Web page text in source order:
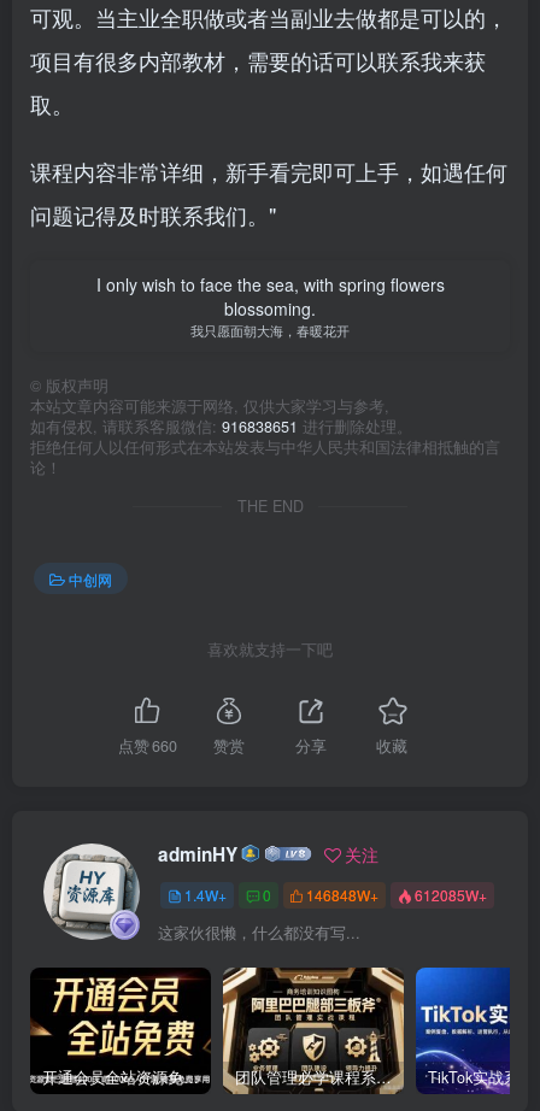
可观。当主业全职做或者当副业去做都是可以的，
项目有很多内部教材，需要的话可以联系我来获
取。
课程内容非常详细，新手看完即可上手，如遇任何
问题记得及时联系我们。"
I only wish to face the sea, with spring flowers
blossoming.
我只愿面朝大海，春暖花开
© 版权声明
本站文章内容可能来源于网络, 仅供大家学习与参考,
如有侵权, 请联系客服微信: 916838651 进行删除处理。
拒绝任何人以任何形式在本站发表与中华人民共和国法律相抵触的言
论！
THE END
中创网
喜欢就支持一下吧
点赞660 赞赏 分享 收藏
adminHY 关注
1.4W+ 0 146848W+ 612085W+
这家伙很懒，什么都没有写...
开通会员全站资源免费下载 开通VIP会员 HY资源库 团队管理必学课程系列，阿里巴巴“腿部三板斧”